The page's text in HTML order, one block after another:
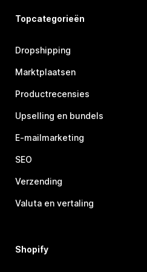
Topcategorieën
Dropshipping
Marktplaatsen
Productrecensies
Upselling en bundels
E-mailmarketing
SEO
Verzending
Valuta en vertaling
Shopify